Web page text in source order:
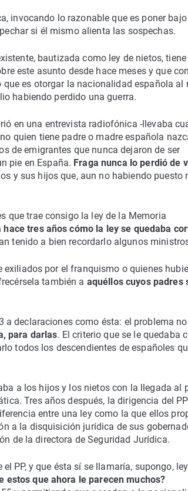
invocando lo razonable que es poner bajo
si él mismo alienta las sospechas.
bautizada como ley de nietos, tiene
este asunto desde hace meses y que con
que es otorgar la nacionalidad española al
habiendo perdido una guerra.
en una entrevista radiofónica -llevaba
quien tiene padre o madre española
de emigrantes que nunca dejaron de ser
pie en España. Fraga nunca lo perdió de
y sus hijos que, aun no habiendo puesto
que trae consigo la ley de la Memoria
hace tres años cómo la ley se quedaba
tenido a bien recordarlo algunos
por el franquismo o quienes
también a aquéllos cuyos padres
declaraciones como ésta: el problema no
para darlas. El criterio que se le quedaba
todos los descendientes de españoles
a los hijos y los nietos con la llegada al
Tres años después, la dirigencia del PP
entre una ley como la que ellos
a la disquisición jurídica de sus
de la directora de Seguridad Jurídica.
PP, y que ésta sí se llamaría, supongo,
estos que ahora le parecen muchos?